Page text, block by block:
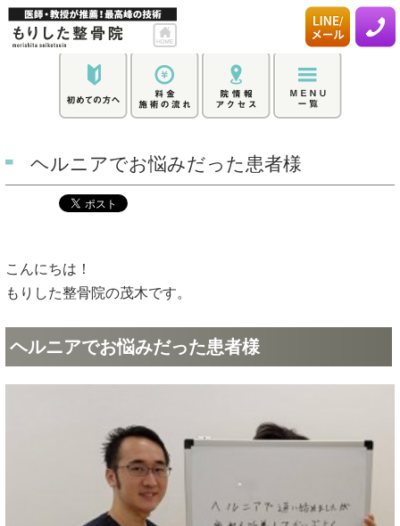
ヘルニアでお悩みだった患者様
こんにちは！
もりした整骨院の茂木です。
ヘルニアでお悩みだった患者様